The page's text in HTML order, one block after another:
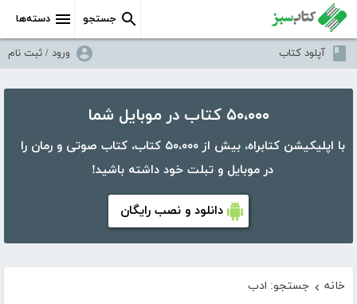
دسته‌ها جستجو
آپلود کتاب ورود / ثبت نام
۵۰،۰۰۰ کتاب در موبایل شما
با اپلیکیشن کتابراه، بیش از ۵۰،۰۰۰ کتاب، کتاب صوتی و رمان را
در موبایل و تبلت خود داشته باشید!
دانلود و نصب رایگان
خانه › جستجو: ادب